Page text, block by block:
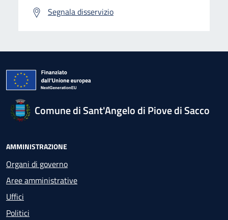
Segnala disservizio
Comune di Sant'Angelo di Piove di Sacco
AMMINISTRAZIONE
Organi di governo
Aree amministrative
Uffici
Politici